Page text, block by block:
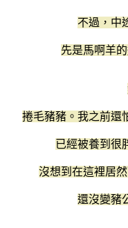
不過，中
先是馬啊羊
捲毛豬豬。我之前還
已經被養到很
沒想到在這裡居
還沒變豬